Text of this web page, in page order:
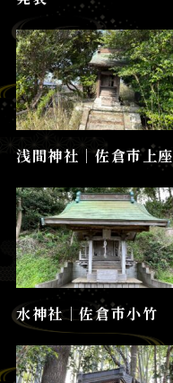
浅間神社│佐倉市上座
水神社│佐倉市小竹